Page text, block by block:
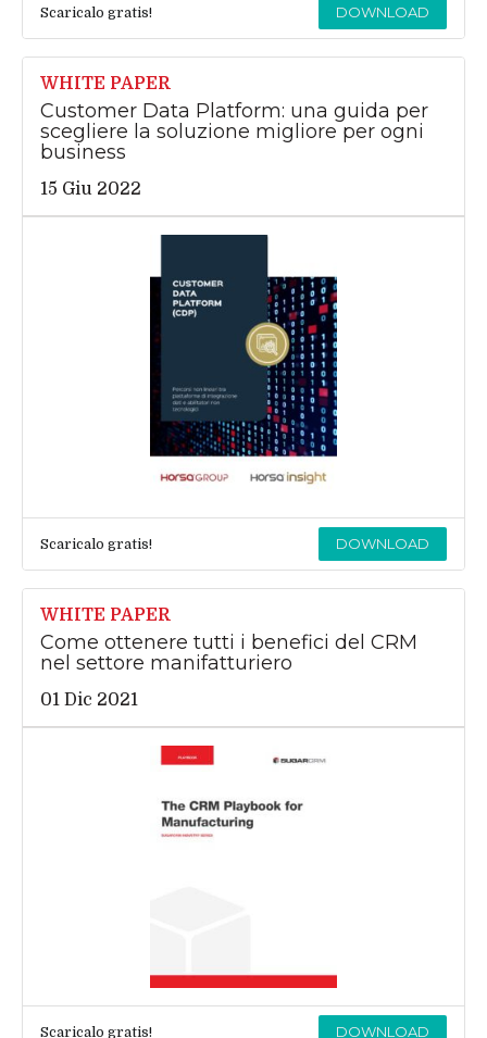
Scaricalo gratis! DOWNLOAD
WHITE PAPER
Customer Data Platform: una guida per
scegliere la soluzione migliore per ogni
business
15 Giu 2022
Scaricalo gratis! DOWNLOAD
WHITE PAPER
Come ottenere tutti i benefici del CRM
nel settore manifatturiero
01 Dic 2021
Scaricalo gratis! DOWNLOAD